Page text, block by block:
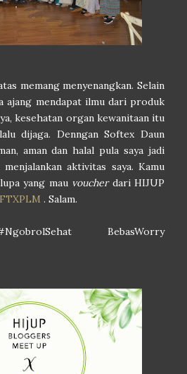
memang menyenangkan. Selain
ajang mendapat ilmu dari produk
kesehatan organ kewanitaan itu
dijaga. Denngan Softex Daun
aman dan halal pula saya jadi
aktivitas saya. Kamu
yang mau voucherdari HIJUP
. Salam.
BebasWorry